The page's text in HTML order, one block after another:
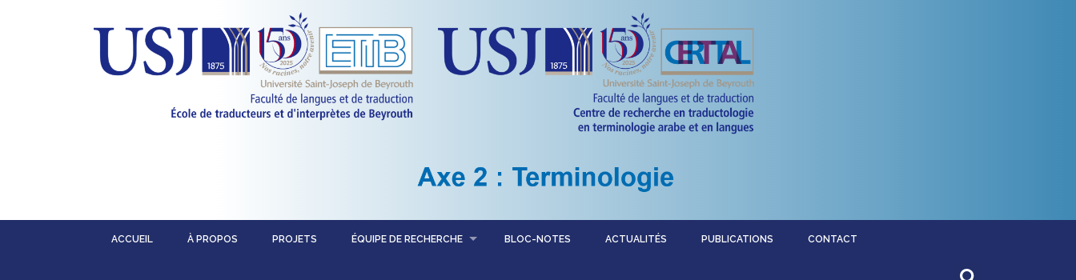
ACCUEIL À PROPOS PROJETS ÉQUIPE DE RECHERCHE BLOC-NOTES ACTUALITÉS PUBLICATIONS CONTACT